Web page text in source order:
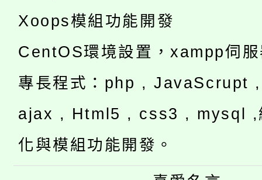
Xoops模組功能開發
CentOS環境設置，xampp伺
專長程式：php , JavaScrupt
ajax , Html5 , css3 , mysql ,
化與模組功能開發。